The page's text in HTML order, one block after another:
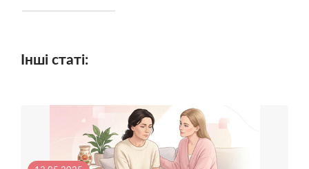
Інші статі: